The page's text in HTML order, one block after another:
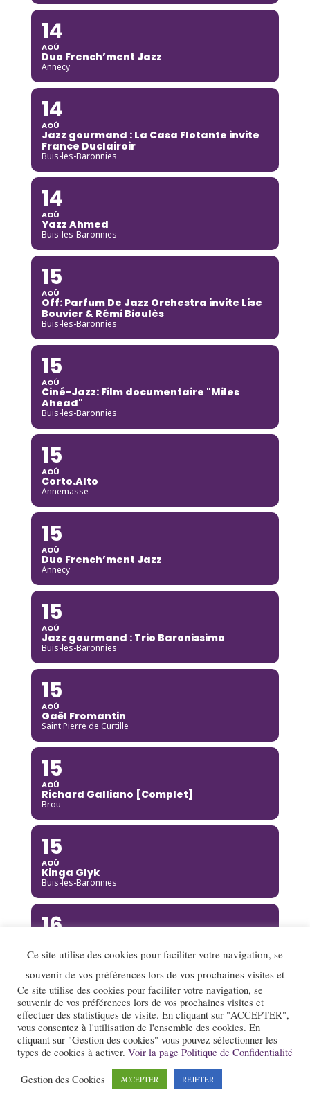
14
AOÛ
Duo French’ment Jazz
Annecy
14
AOÛ
Jazz gourmand : La Casa Flotante invite
France Duclairoir
Buis-les-Baronnies
14
AOÛ
Yazz Ahmed
Buis-les-Baronnies
15
AOÛ
Off: Parfum De Jazz Orchestra invite Lise
Bouvier & Rémi Bioulès
Buis-les-Baronnies
15
AOÛ
Ciné-Jazz: Film documentaire "Miles
Ahead"
Buis-les-Baronnies
15
AOÛ
Corto.Alto
Annemasse
15
AOÛ
Duo French’ment Jazz
Annecy
15
AOÛ
Jazz gourmand : Trio Baronissimo
Buis-les-Baronnies
15
AOÛ
Gaël Fromantin
Saint Pierre de Curtille
15
AOÛ
Richard Galliano [Complet]
Brou
15
AOÛ
Kinga Glyk
Buis-les-Baronnies
16
Hot Club de Boukravie
Valence
16
AOÛ
The Franc Connection Quintet
Saint-Pierre-sur-Doux
17
Ce site utilise des cookies pour faciliter votre navigation, se
souvenir de vos préférences lors de vos prochaines visites et
Ce site utilise des cookies pour faciliter votre navigation, se
souvenir de vos préférences lors de vos prochaines visites et
effectuer des statistiques de visite. En cliquant sur "ACCEPTER",
vous consentez à l'utilisation de l'ensemble des cookies. En
cliquant sur "Gestion des cookies" vous pouvez sélectionner les
types de cookies à activer. Voir la page Politique de Confidentialité
Gestion des Cookies ACCEPTER REJETER